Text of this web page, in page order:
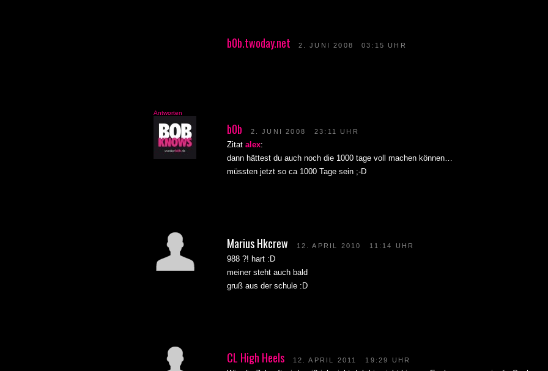
b0b.twoday.net 2. JUNI 2008 03:15 UHR
Antworten
b0b 2. JUNI 2008 23:11 UHR
Zitat alex:
dann hättest du auch noch die 1000 tage voll machen können…
müssten jetzt so ca 1000 Tage sein ;-D
Marius Hkcrew 12. APRIL 2010 11:14 UHR
988 ?! hart :D
meiner steht auch bald
gruß aus der schule :D
CL High Heels 12. APRIL 2011 19:29 UHR